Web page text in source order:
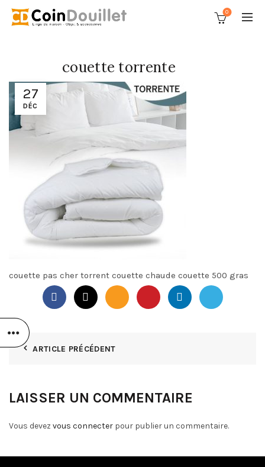
0
27
DÉC
couette torrente
couette pas cher torrent couette chaude couette 500 gras
ARTICLE PRÉCÉDENT
LAISSER UN COMMENTAIRE
Vous devez vous connecter pour publier un commentaire.